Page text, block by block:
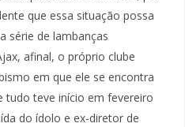
que essa situação possa
série de lambanças
afinal, o próprio clube
em que ele se encontra
teve início em fevereiro
do ídolo e ex-diretor de